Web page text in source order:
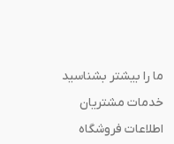
ما را بیشتر بشناسید
خدمات مشتریان
اطلاعات فروشگاه